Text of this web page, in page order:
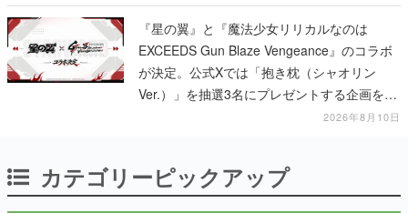
『星の翼』と『魔法少女リリカルなのは
EXCEEDS Gun Blaze Vengeance』のコラボ
が決定。公式Xでは「抱き枕（シャオリン
Ver.）」を抽選3名にプレゼントする企画を実
2026年8月10日
カテゴリーピックアップ